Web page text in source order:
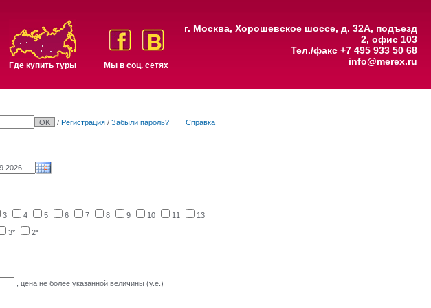
Где купить туры Мы в соц. сетях
г. Москва, Хорошевское шоссе, д. 32А, подъезд
2, офис 103
Тел./факс +7 495 933 50 68
info@merex.ru
/ Регистрация / Забыли пароль? Справка
3 4 5 6 7 8 9 10 11
13
3*
2*
, цена не более указанной величины (у.е.)